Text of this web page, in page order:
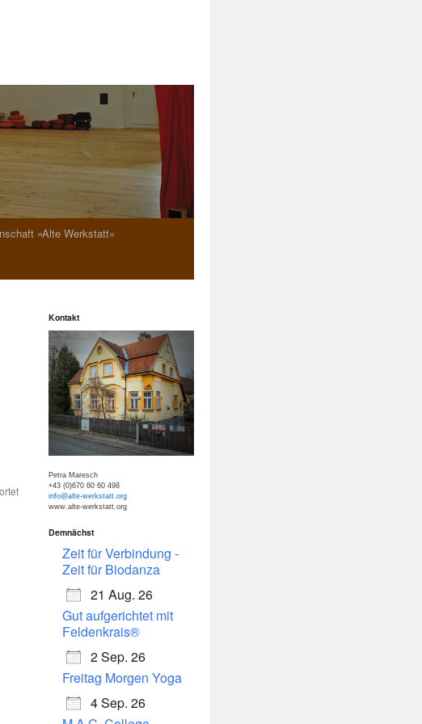
»Alte Werkstatt«
Kontakt
Petra Maresch
+43 (0)670 60 60 498
info@alte-werkstatt.org
www.alte-werkstatt.org
Demnächst
Zeit für Verbindung -
Zeit für Biodanza
21 Aug. 26
Gut aufgerichtet mit
Feldenkrais®
2 Sep. 26
Freitag Morgen Yoga
4 Sep. 26